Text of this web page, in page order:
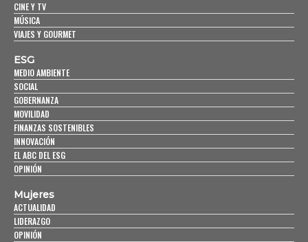
CINE Y TV
MÚSICA
VIAJES Y GOURMET
ESG
MEDIO AMBIENTE
SOCIAL
GOBERNANZA
MOVILIDAD
FINANZAS SOSTENIBLES
INNOVACIÓN
EL ABC DEL ESG
OPINIÓN
Mujeres
ACTUALIDAD
LIDERAZGO
OPINIÓN